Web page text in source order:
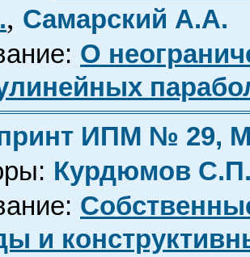
, Самарский А.А.
О
ИПМ № 29,
Курдюмов
и